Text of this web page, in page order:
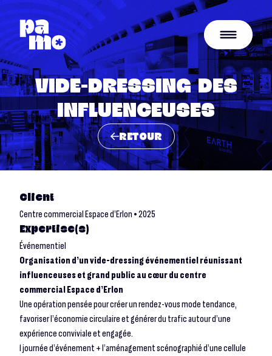
VIDE-DRESSING DES
INFLUENCEUSES
RETOUR
Client
Centre commercial Espace d’Erlon • 2025
Expertise(s)
Événementiel
Organisation d’un vide-dressing événementiel réunissant
influenceuses et grand public au cœur du centre
commercial Espace d’Erlon
Une opération pensée pour créer un rendez-vous mode tendance,
favoriser l’économie circulaire et générer du trafic autour d’une
expérience conviviale et engagée.
1 journée d’événement + l’aménagement scénographié d’une cellule